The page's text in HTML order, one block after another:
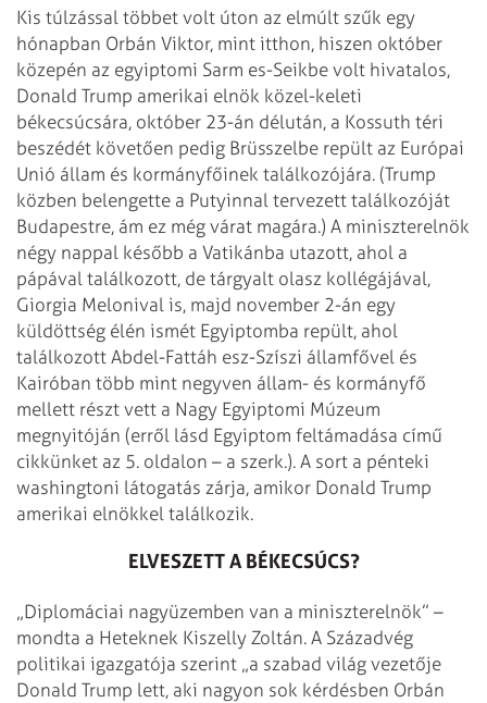
Kis túlzással többet volt úton az elmúlt szűk egy
hónapban Orbán Viktor, mint itthon, hiszen október
közepén az egyiptomi Sarm es-Seikbe volt hivatalos,
Donald Trump amerikai elnök közel-keleti
békecsúcsára, október 23-án délután, a Kossuth téri
beszédét követően pedig Brüsszelbe repült az Európai
Unió állam és kormányfőinek találkozójára. (Trump
közben belengette a Putyinnal tervezett találkozóját
Budapestre, ám ez még várat magára.) A miniszterelnök
négy nappal később a Vatikánba utazott, ahol a
pápával találkozott, de tárgyalt olasz kollégájával,
Giorgia Melonival is, majd november 2-án egy
küldöttség élén ismét Egyiptomba repült, ahol
találkozott Abdel-Fattáh esz-Szíszi államfővel és
Kairóban több mint negyven állam- és kormányfő
mellett részt vett a Nagy Egyiptomi Múzeum
megnyitóján (erről lásd Egyiptom feltámadása című
cikkünket az 5. oldalon – a szerk.). A sort a pénteki
washingtoni látogatás zárja, amikor Donald Trump
amerikai elnökkel találkozik.
ELVESZETT A BÉKECSÚCS?
„Diplomáciai nagyüzemben van a miniszterelnök” –
mondta a Heteknek Kiszelly Zoltán. A Századvég
politikai igazgatója szerint „a szabad világ vezetője
Donald Trump lett, aki nagyon sok kérdésben Orbán